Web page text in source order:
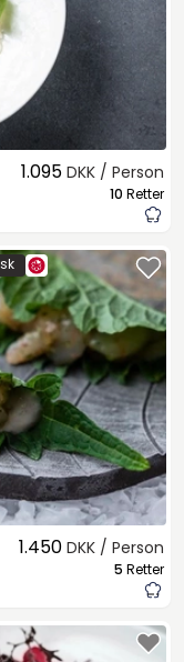
1.095 DKK / Person
10 Retter
1.450 DKK / Person
5 Retter